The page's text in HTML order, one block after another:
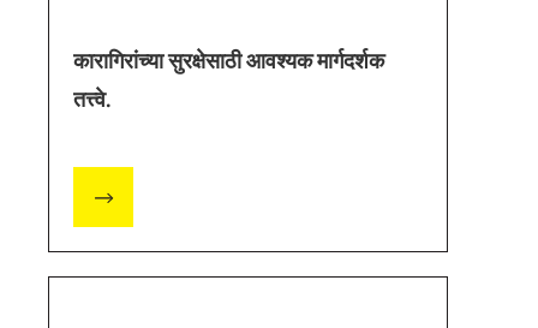
कारागिरांच्या सुरक्षेसाठी आवश्यक मार्गदर्शक
तत्त्वे.